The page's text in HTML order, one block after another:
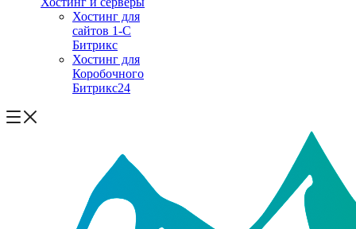
Хостинг для
сайтов 1-C
Битрикс
Хостинг для
Коробочного
Битрикс24